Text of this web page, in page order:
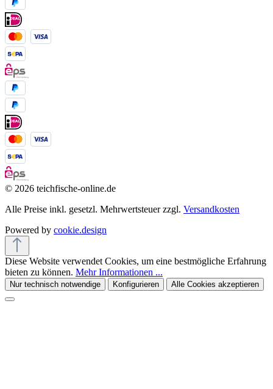
© 2026 teichfische-online.de
Alle Preise inkl. gesetzl. Mehrwertsteuer zzgl. Versandkosten
Powered by cookie.design
Diese Website verwendet Cookies, um eine bestmögliche Erfahrung
bieten zu können. Mehr Informationen ...
Nur technisch notwendige Konfigurieren Alle Cookies akzeptieren